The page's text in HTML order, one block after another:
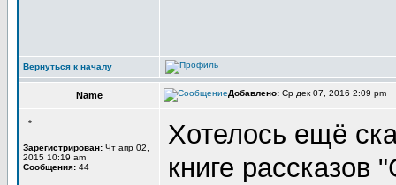
Вернуться к началу
Name Добавлено: Ср дек 07, 2016 2:09 pm
*
Зарегистрирован: Чт апр 02,
2015 10:19 am
Сообщения: 44
Хотелось ещё
книге рассказов